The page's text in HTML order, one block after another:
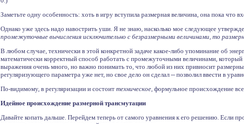
Заметьте одну особенность: хоть в игру вступила размерная величина, она пока что
Однако уже здесь надо навострить уши. Я не знаю, насколько мое следующее
промежуточные вычисления исключительно с безразмерными величинами, то
В любом случае, технически в этой конкретной задаче какое-либо упоминание об
математически корректный способ работать с промежуточными величинами,
выражения очень много, но важно понимать то, что любой из них привносит
регуляризующего параметра уже нет, но свое дело он сделал -- позволил ввести в
По-видимому, в регуляризации и состоит техническое, формульное происхождение
Идейное происхождение размерной трансмутации
Давайте копать дальше. Перейдем теперь от самого уравнения к его решению. Если